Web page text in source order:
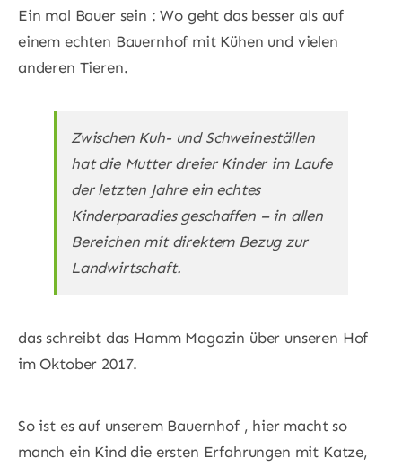
Ein mal Bauer sein : Wo geht das besser als auf
einem echten Bauernhof mit Kühen und vielen
anderen Tieren.
Zwischen Kuh- und Schweineställen
hat die Mutter dreier Kinder im Laufe
der letzten Jahre ein echtes
Kinderparadies geschaffen – in allen
Bereichen mit direktem Bezug zur
Landwirtschaft.
das schreibt das Hamm Magazin über unseren Hof
im Oktober 2017.
So ist es auf unserem Bauernhof , hier macht so
manch ein Kind die ersten Erfahrungen mit Katze,